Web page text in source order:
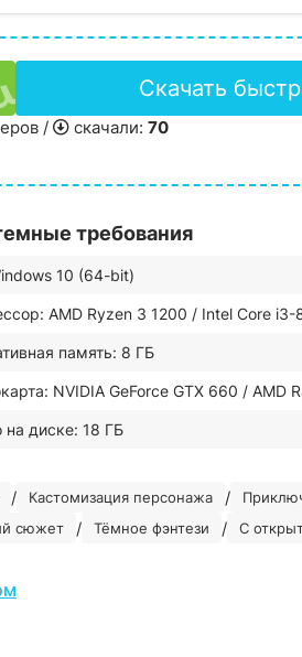
Скачать
/ скачали: 70
требования
10 (64-bit)
AMD Ryzen 3 1200 / Intel Core i3-
память: 8 ГБ
NVIDIA GeForce GTX 660 / AMD
на диске: 18 ГБ
/ Кастомизация персонажа /
сюжет / Тёмное фэнтези / С